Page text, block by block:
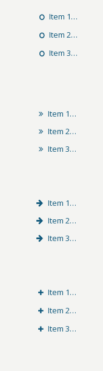
Item 1…
Item 2…
Item 3…
Item 1…
Item 2…
Item 3…
Item 1…
Item 2…
Item 3…
Item 1…
Item 2…
Item 3…